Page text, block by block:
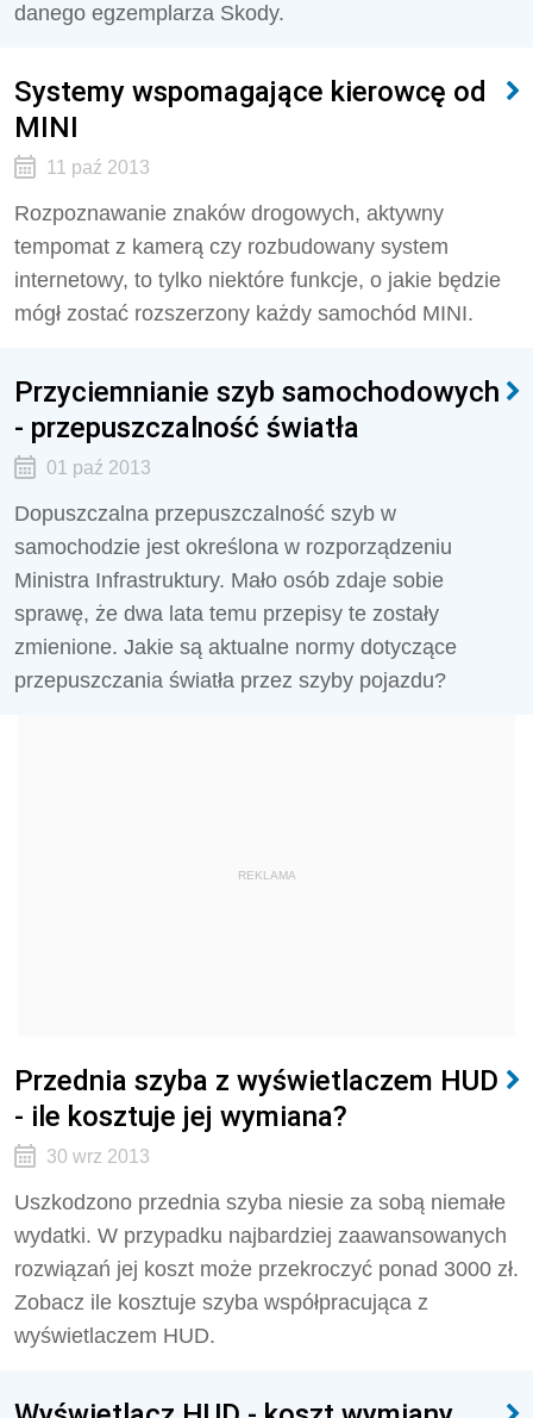
danego egzemplarza Skody.
Systemy wspomagające kierowcę od
MINI
11 paź 2013
Rozpoznawanie znaków drogowych, aktywny
tempomat z kamerą czy rozbudowany system
internetowy, to tylko niektóre funkcje, o jakie będzie
mógł zostać rozszerzony każdy samochód MINI.
Przyciemnianie szyb samochodowych
- przepuszczalność światła
01 paź 2013
Dopuszczalna przepuszczalność szyb w
samochodzie jest określona w rozporządzeniu
Ministra Infrastruktury. Mało osób zdaje sobie
sprawę, że dwa lata temu przepisy te zostały
zmienione. Jakie są aktualne normy dotyczące
przepuszczania światła przez szyby pojazdu?
REKLAMA
Przednia szyba z wyświetlaczem HUD
- ile kosztuje jej wymiana?
30 wrz 2013
Uszkodzono przednia szyba niesie za sobą niemałe
wydatki. W przypadku najbardziej zaawansowanych
rozwiązań jej koszt może przekroczyć ponad 3000 zł.
Zobacz ile kosztuje szyba współpracująca z
wyświetlaczem HUD.